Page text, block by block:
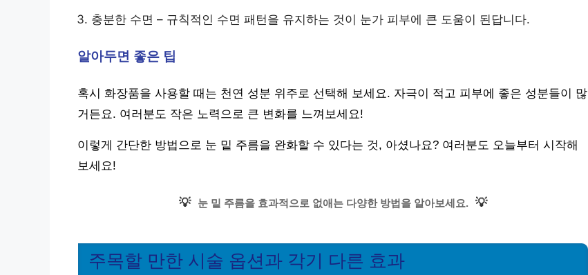
충분한 수면 – 규칙적인 수면 패턴을 유지하는 것이 눈가 피부에 큰 도움이 된답니다.
알아두면 좋은 팁
혹시 화장품을 사용할 때는 천연 성분 위주로 선택해 보세요. 자극이 적고 피부에 좋은 성분들이 많
거든요. 여러분도 작은 노력으로 큰 변화를 느껴보세요!
이렇게 간단한 방법으로 눈 밑 주름을 완화할 수 있다는 것, 아셨나요? 여러분도 오늘부터 시작해
보세요!
💡 눈 밑 주름을 효과적으로 없애는 다양한 방법을 알아보세요. 💡
주목할 만한 시술 옵션과 각기 다른 효과